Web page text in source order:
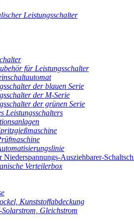
Leistungsschalter
für Leistungsschalter
der blauen Serie
der M-Serie
der grünen Serie
Leistungsschalters
Verteilerbox
Kunststoffabdeckung
Solarstrom, Gleichstrom